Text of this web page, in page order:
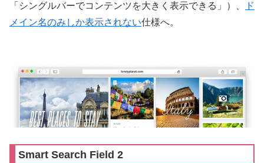
「シングルバーでコンテンツを大きく表示できる」）、
ド
メイン名のみしか表示されない仕様へ。
Smart Search Field 2